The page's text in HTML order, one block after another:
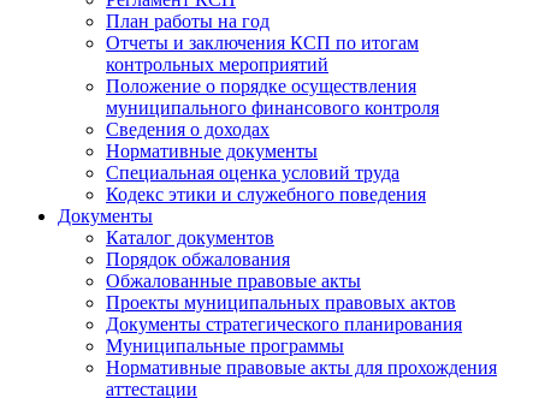
План работы на год
Отчеты и заключения КСП по итогам
контрольных мероприятий
Положение о порядке осуществления
муниципального финансового контроля
Сведения о доходах
Нормативные документы
Специальная оценка условий труда
Кодекс этики и служебного поведения
Документы
Каталог документов
Порядок обжалования
Обжалованные правовые акты
Проекты муниципальных правовых актов
Документы стратегического планирования
Муниципальные программы
Нормативные правовые акты для прохождения
аттестации